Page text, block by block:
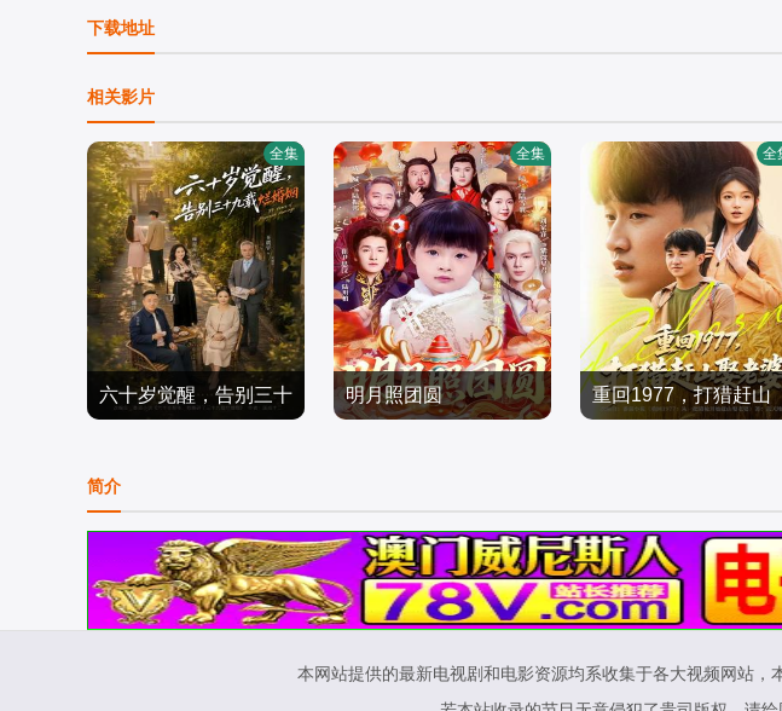
下载地址
相关影片
六十岁觉醒，告别三十
穿越年代
2026/中国大陆
全集
明月照团圆
2026/中国大陆
全集
重回1977，打猎赶山
2026/中国大陆
全
简介
本网站提供的最新电视剧和电影资源均系收集于各大视频网站